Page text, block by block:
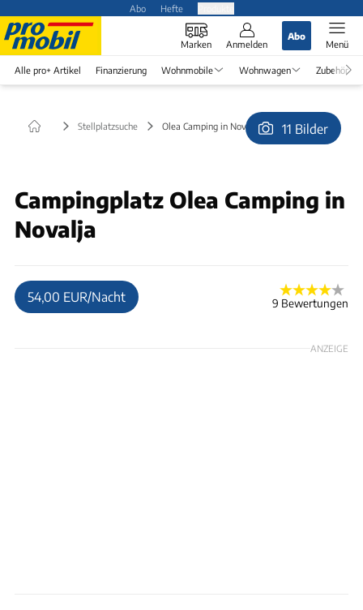
Abo Hefte
Marken Anmelden
Abo
Menü
Alle pro+ Artikel Finanzierung Wohnmobile Wohnwagen Zubehör
Stellplatzsuche Olea Camping in Novalja 11 Bilder
Campingplatz Olea Camping in
Novalja
54,00 EUR/Nacht 9 Bewertungen
ANZEIGE